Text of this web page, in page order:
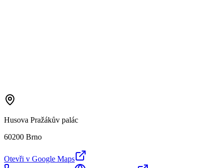
Husova Pražákův palác
60200 Brno
Otevři v Google Maps